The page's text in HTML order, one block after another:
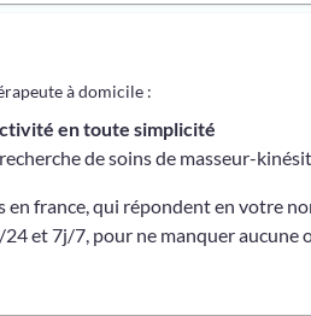
à domicile :
en toute simplicité
de soins de masseur-
en france, qui répondent en votre
24 et 7j/7, pour ne manquer aucune